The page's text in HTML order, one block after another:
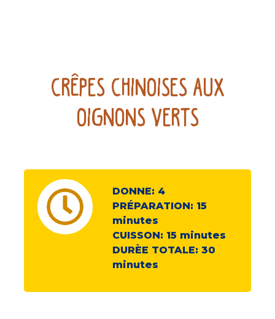
Crêpes chinoises aux
oignons verts
DONNE: 4
PRÉPARATION: 15
minutes
CUISSON: 15 minutes
DURÈE TOTALE:30
minutes